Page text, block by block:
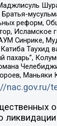
Братья-
реформ,
Исламское
АУМ Синрике,
Таухид
пахарь”,
Маньяки
nac.gov.ru/